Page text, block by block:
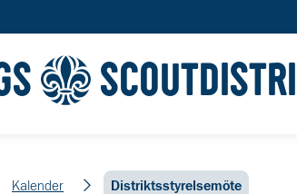
Kalender Distriktsstyrelsemöte